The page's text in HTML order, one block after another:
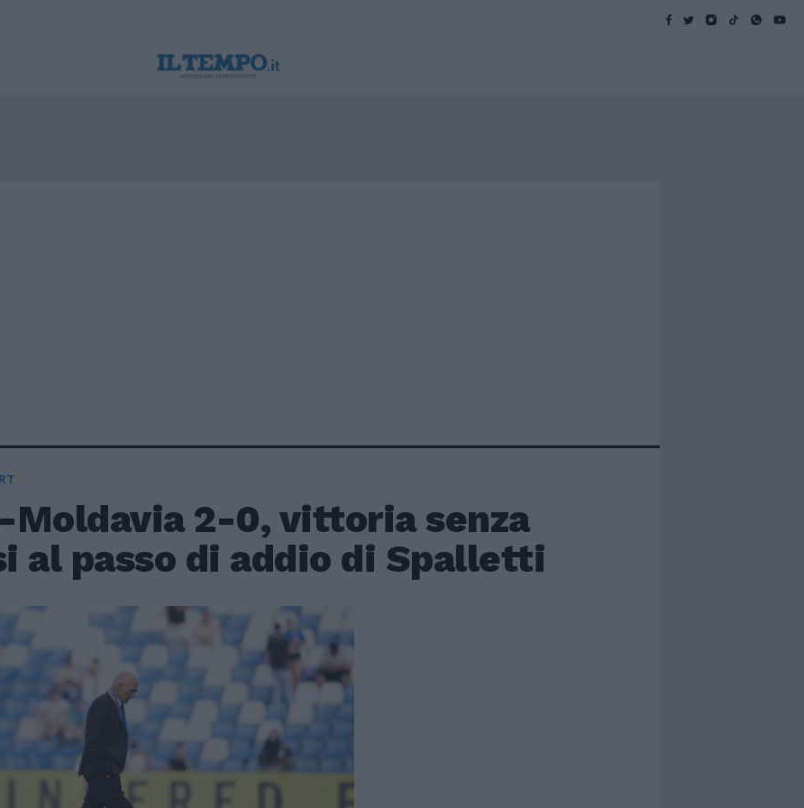
2-0, vittoria senza
al passo di addio di Spalletti